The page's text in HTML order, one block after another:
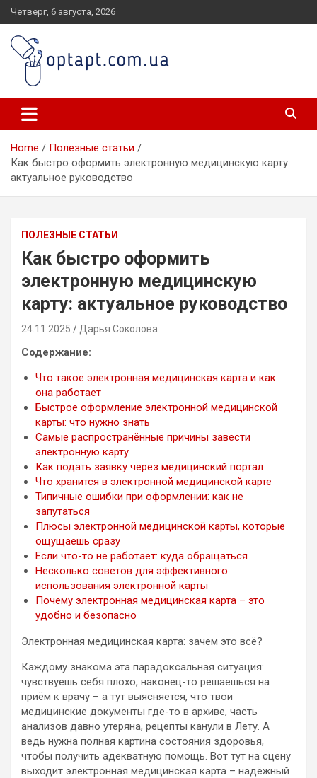
Skip
to
content
Четверг, 6 августа, 2026
optapt.com.ua
Home
Полезные статьи
Как быстро оформить электронную медицинскую карту:
актуальное руководство
ПОЛЕЗНЫЕ СТАТЬИ
Как быстро оформить
электронную медицинскую
карту: актуальное руководство
24.11.2025 Дарья Соколова
Содержание:
Что такое электронная медицинская карта и как
она работает
Быстрое оформление электронной медицинской
карты: что нужно знать
Самые распространённые причины завести
электронную карту
Как подать заявку через медицинский портал
Что хранится в электронной медицинской карте
Типичные ошибки при оформлении: как не
запутаться
Плюсы электронной медицинской карты, которые
ощущаешь сразу
Если что-то не работает: куда обращаться
Несколько советов для эффективного
использования электронной карты
Почему электронная медицинская карта – это
удобно и безопасно
Электронная медицинская карта: зачем это всё?
Каждому знакома эта парадоксальная ситуация:
чувствуешь себя плохо, наконец-то решаешься на
приём к врачу – а тут выясняется, что твои
медицинские документы где-то в архиве, часть
анализов давно утеряна, рецепты канули в Лету. А
ведь нужна полная картина состояния здоровья,
чтобы получить адекватную помощь. Вот тут на сцену
выходит электронная медицинская карта – надёжный